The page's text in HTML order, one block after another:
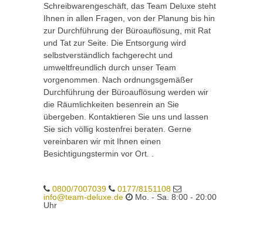
Schreibwarengeschäft, das Team Deluxe steht
Ihnen in allen Fragen, von der Planung bis hin
zur Durchführung der Büroauflösung, mit Rat
und Tat zur Seite. Die Entsorgung wird
selbstverständlich fachgerecht und
umweltfreundlich durch unser Team
vorgenommen. Nach ordnungsgemäßer
Durchführung der Büroauflösung werden wir
die Räumlichkeiten besenrein an Sie
übergeben. Kontaktieren Sie uns und lassen
Sie sich völlig kostenfrei beraten. Gerne
vereinbaren wir mit Ihnen einen
Besichtigungstermin vor Ort. .
0800/7007039
0177/8151108
info@team-deluxe.de
Mo. - Sa. 8:00 - 20:00
Uhr